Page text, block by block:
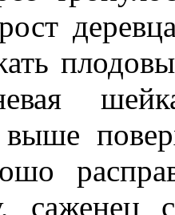
выше
саженец